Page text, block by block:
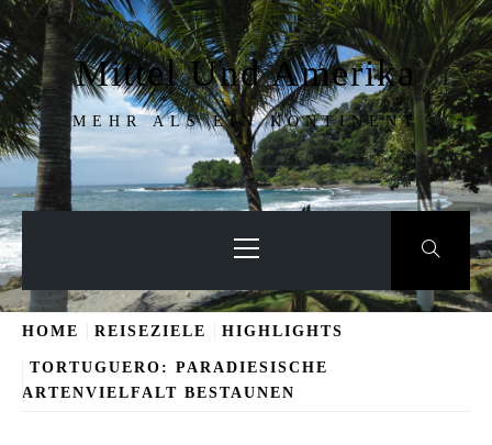
Skip
to
content
Mittel Und Amerika
MEHR ALS EIN KONTINENT
Menu
HOME REISEZIELE HIGHLIGHTS
TORTUGUERO: PARADIESISCHE
ARTENVIELFALT BESTAUNEN